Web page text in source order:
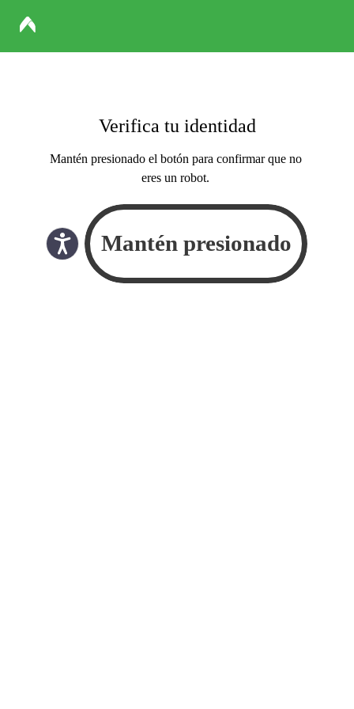
Verifica tu identidad
Mantén presionado el botón para confirmar que no
eres un robot.